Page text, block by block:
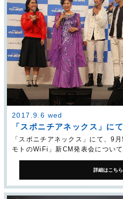
2017.9.6 wed
「スポニチアネックス」に
「スポニチアネックス」にて、9
モトのWiFi」新CM発表会について
詳細はこちら